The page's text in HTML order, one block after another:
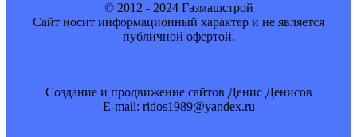
© 2012 - 2024 Газмашстрой
Cайт носит информационный характер и не является
публичной офертой.
Создание и продвижение сайтов Денис Денисов
E-mail: ridos1989@yandex.ru